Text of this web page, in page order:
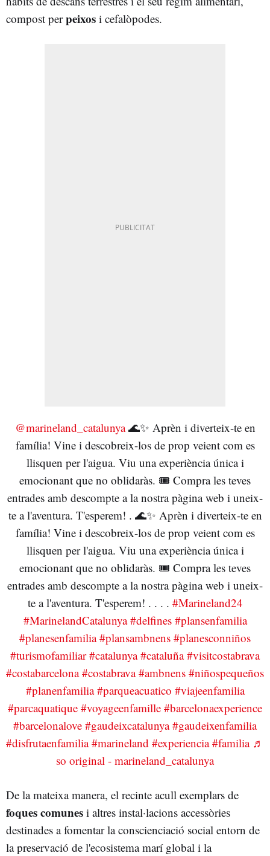
compost perpeixos i cefalòpodes.
@marineland_catalunya🌊✨ Aprèn i diverteix-te en
família! Vine i descobreix-los de prop veient com es
llisquen per l'aigua. Viu una experiència única i
emocionant que no oblidaràs. 🎟️ Compra les teves
entrades amb descompte a la nostra pàgina web i uneix-
te a l'aventura. T'esperem! . 🌊✨ Aprèn i diverteix-te en
família! Vine i descobreix-los de prop veient com es
llisquen per l'aigua. Viu una experiència única i
emocionant que no oblidaràs. 🎟️ Compra les teves
entrades amb descompte a la nostra pàgina web i uneix-
te a l'aventura. T'esperem! . . . . #Marineland24
#MarinelandCatalunya #delfines #plansenfamilia
#planesenfamilia #plansambnens #planesconniños
#turismofamiliar #catalunya #cataluña #visitcostabrava
#costabarcelona #costabrava #ambnens #niñospequeños
#planenfamilia #parqueacuatico #viajeenfamilia
#parcaquatique #voyageenfamille #barcelonaexperience
#barcelonalove #gaudeixcatalunya #gaudeixenfamilia
#disfrutaenfamilia #marineland #experiencia #familia ♬
so original - marineland_catalunya
De la mateixa manera, el recinte acull exemplars de
foques comunes i altres instal·lacions accessòries
destinades a fomentar la conscienciació social entorn de
la preservació de l'ecosistema marí global i la